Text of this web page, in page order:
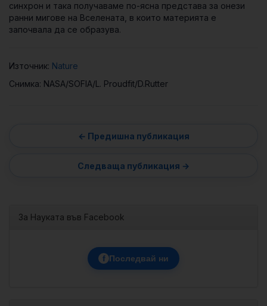
синхрон и така получаваме по-ясна представа за онези
ранни мигове на Вселената, в които материята е
започвала да се образува.
Източник: Nature
Снимка: NASA/SOFIA/L. Proudfit/D.Rutter
За Науката във Facebook
f Последвай ни